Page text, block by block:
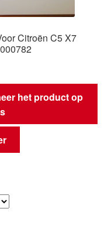
Citroën C5 X7
het product op